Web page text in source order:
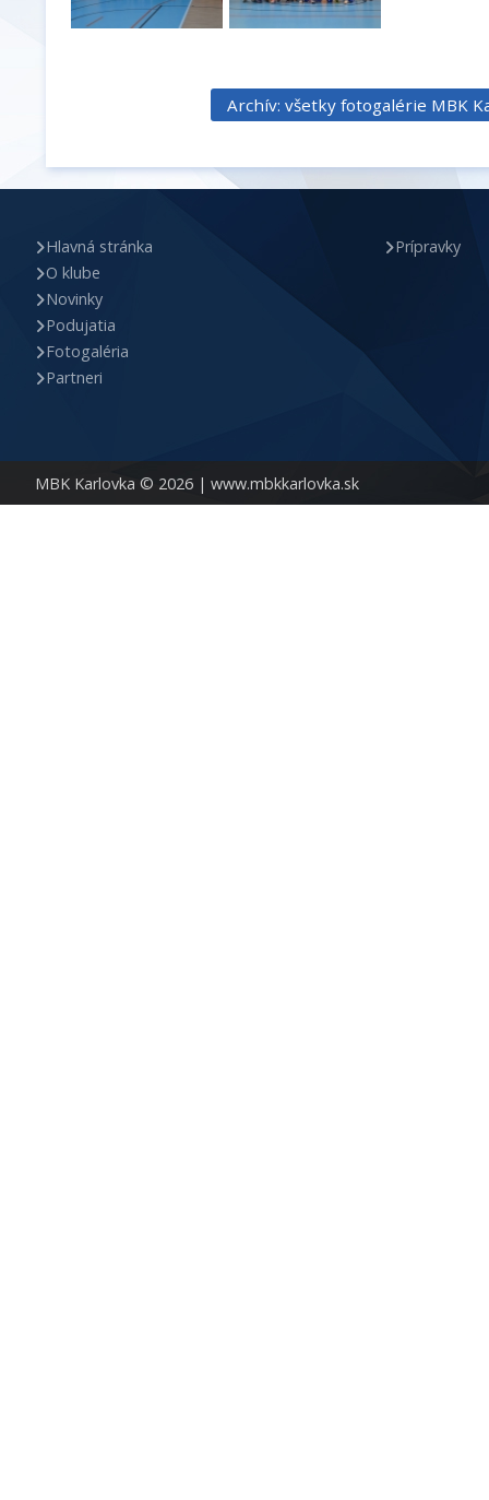
Archív: všetky fotogalérie MBK
MBK Karlovka © 2026 | www.mbkkarlovka.sk
Hlavná stránka
O klube
Novinky
Podujatia
Fotogaléria
Partneri
Prípravky